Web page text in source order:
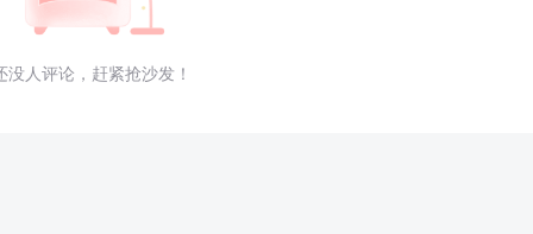
没人评论，赶紧抢沙发！